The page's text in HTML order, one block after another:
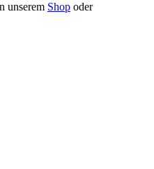
unserem Shop oder